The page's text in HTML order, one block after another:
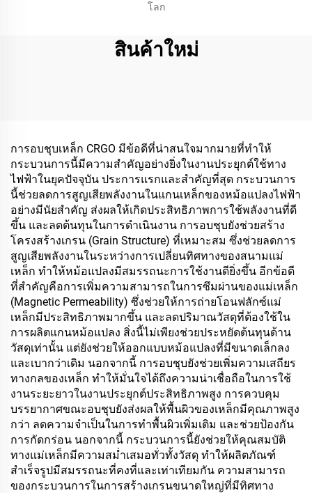
โลก
สินค้าใหม่
การอบชุบเหล็ก CRGO มีข้อดีที่น่าสนใจมากมายที่ทำให้
กระบวนการนี้มีความสำคัญอย่างยิ่งในงานประยุกต์ใช้ทาง
ไฟฟ้าในยุคปัจจุบัน ประการแรกและสำคัญที่สุด กระบวนการ
นี้ช่วยลดการสูญเสียพลังงานในแกนเหล็กของหม้อแปลงไฟฟ้า
อย่างมีนัยสำคัญ ส่งผลให้เกิดประสิทธิภาพการใช้พลังงานที่ดี
ขึ้น และลดต้นทุนในการดำเนินงาน การอบชุบยังช่วยสร้าง
โครงสร้างเกรน (Grain Structure) ที่เหมาะสม ซึ่งช่วยลดการ
สูญเสียพลังงานในระหว่างการเปลี่ยนทิศทางของสนามแม่
เหล็ก ทำให้หม้อแปลงมีสมรรถนะการใช้งานดียิ่งขึ้น อีกข้อดี
ที่สำคัญคือการเพิ่มความสามารถในการซึมผ่านของแม่เหล็ก
(Magnetic Permeability) ซึ่งช่วยให้การถ่ายโอนฟลักซ์แม่
เหล็กมีประสิทธิภาพมากขึ้น และลดปริมาณวัสดุที่ต้องใช้ใน
การผลิตแกนหม้อแปลง สิ่งนี้ไม่เพียงช่วยประหยัดต้นทุนด้าน
วัสดุเท่านั้น แต่ยังช่วยให้ออกแบบหม้อแปลงที่มีขนาดเล็กลง
และเบากว่าเดิม นอกจากนี้ การอบชุบยังช่วยเพิ่มความเสถียร
ทางกลของเหล็ก ทำให้มั่นใจได้ถึงความน่าเชื่อถือในการใช้
งานระยะยาวในงานประยุกต์ประสิทธิภาพสูง การควบคุม
บรรยากาศขณะอบชุบยังส่งผลให้พื้นผิวของเหล็กมีคุณภาพสูง
กว่า ลดความจำเป็นในการทำพื้นผิวเพิ่มเติม และช่วยป้องกัน
การกัดกร่อน นอกจากนี้ กระบวนการนี้ยังช่วยให้คุณสมบัติ
ทางแม่เหล็กมีความสม่ำเสมอทั่วทั้งวัสดุ ทำให้ผลิตภัณฑ์
สำเร็จรูปมีสมรรถนะที่คงที่และเท่าเทียมกัน ความสามารถ
ของกระบวนการในการสร้างเกรนขนาดใหญ่ที่มีทิศทาง